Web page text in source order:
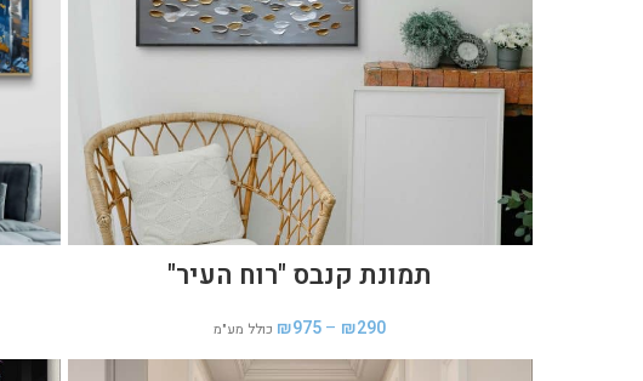
תמונת קנבס "רוח העיר"
₪290
–
₪975 כולל מע"מ